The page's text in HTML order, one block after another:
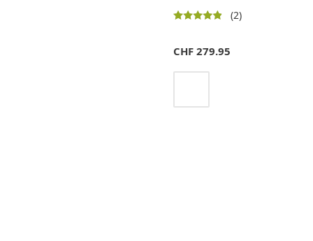
(2)
CHF 279.95